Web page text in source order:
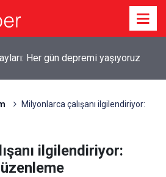
Her gün depremi yaşıyoruz
Milyonlarca çalışanı ilgilendiriyor:
ilgilendiriyor: